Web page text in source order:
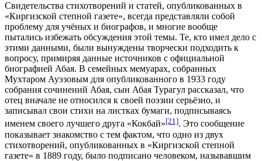
Свидетельства стихотворений и статей, опубликованных в
«Киргизской степной газете», всегда представляли собой
проблему для учёных и биографов, и многие вообще
пытались избежать обсуждения этой темы. Те, кто имел дело с
этими данными, были вынуждены творчески подходить к
вопросу, примиряя данные источников с официальной
биографией Абая. В семейных мемуарах, собранных
Мухтаром Ауэзовым для опубликованного в 1933 году
собрания сочинений Абая, сын Абая Турагул рассказал, что
отец вначале не относился к своей поэзии серьёзно, и
записывал свои стихи на листках бумаги, подписываясь
именем своего лучшего друга «Кокбай»[21]. Это сообщение
показывает знакомство с тем фактом, что одно из двух
стихотворений, опубликованных в «Киргизской степной
газете» в 1889 году, было подписано человеком, называвшим